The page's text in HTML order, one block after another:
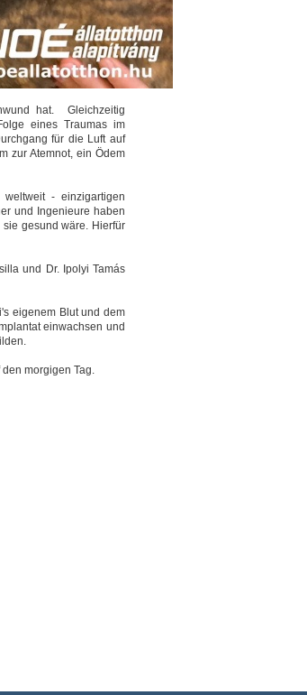
hat. Gleichzeitig
eines Traumas im
für die Luft auf
zur Atemnot, ein Ödem
- einzigartigen
und Ingenieure haben
gesund wäre. Hierfür
und Dr. Ipolyi Tamás
eigenem Blut und dem
einwachsen und
morgigen Tag.